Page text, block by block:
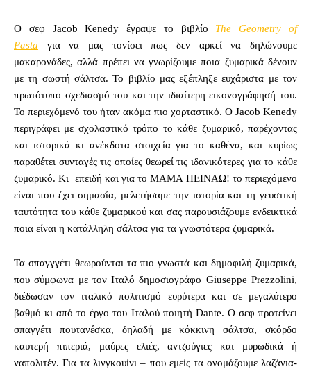
Ο σεφ Jacob Kenedy έγραψε το βιβλίο The Geometry of
Pasta
για να μας τονίσει πως δεν αρκεί να δηλώνουμε
μακαρονάδες, αλλά πρέπει να γνωρίζουμε ποια ζυμαρικά δένουν
με τη σωστή σάλτσα. Το βιβλίο μας εξέπληξε ευχάριστα με τον
πρωτότυπο σχεδιασμό του και την ιδιαίτερη εικονογράφησή του.
Το περιεχόμενό του ήταν ακόμα πιο χορταστικό. Ο Jacob Kenedy
περιγράφει με σχολαστικό τρόπο το κάθε ζυμαρικό, παρέχοντας
και ιστορικά κι ανέκδοτα στοιχεία για το καθένα, και κυρίως
παραθέτει συνταγές τις οποίες θεωρεί τις ιδανικότερες για το κάθε
ζυμαρικό. Κι επειδή και για το ΜΑΜΑ ΠΕΙΝΑΩ! το περιεχόμενο
είναι που έχει σημασία, μελετήσαμε την ιστορία και τη γευστική
ταυτότητα του κάθε ζυμαρικού και σας παρουσιάζουμε ενδεικτικά
ποια είναι η κατάλληλη σάλτσα για τα γνωστότερα ζυμαρικά.
Τα σπαγγγέτι θεωρούνται τα πιο γνωστά και δημοφιλή ζυμαρικά,
που σύμφωνα με τον Ιταλό δημοσιογράφο Giuseppe Prezzolini,
διέδωσαν τον ιταλικό πολιτισμό ευρύτερα και σε μεγαλύτερο
βαθμό κι από το έργο του Ιταλού ποιητή Dante. Ο σεφ προτείνει
σπαγγέτι πουτανέσκα, δηλαδή με κόκκινη σάλτσα, σκόρδο
καυτερή πιπεριά, μαύρες ελιές, αντζούγιες και μυρωδικά ή
ναπολιτέν. Για τα λινγκουίνι – που εμείς τα ονομάζουμε λαζάνια-